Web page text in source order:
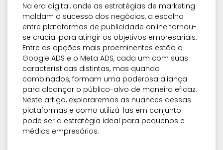
Na era digital, onde as estratégias de marketing
moldam o sucesso dos negócios, a escolha
entre plataformas de publicidade online tornou-
se crucial para atingir os objetivos empresariais.
Entre as opções mais proeminentes estão o
Google ADS e o Meta ADS, cada um com suas
características distintas, mas quando
combinados, formam uma poderosa aliança
para alcançar o público-alvo de maneira eficaz.
Neste artigo, exploraremos as nuances dessas
plataformas e como utilizá-las em conjunto
pode ser a estratégia ideal para pequenos e
médios empresários.